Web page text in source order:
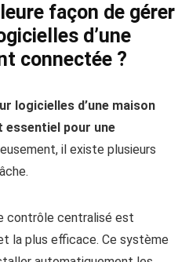
façon de gérer
d’une
connectée ?
logicielles d’une maison
essentiel pour une
il existe plusieurs
contrôle centralisé est
la plus efficace. Ce système